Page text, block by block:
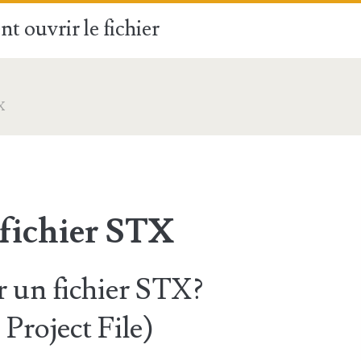
ouvrir le fichier
STX
fichier STX?
File)